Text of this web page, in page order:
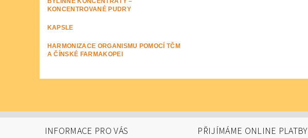
KONCENTROVANÉ PUDRY
KAPSLE
HARMONIZACE ORGANISMU POMOCÍ TČM
A ČÍNSKÉ FARMAKOPEI
INFORMACE PRO VÁS PŘIJÍMÁME ONLINE PLATBY